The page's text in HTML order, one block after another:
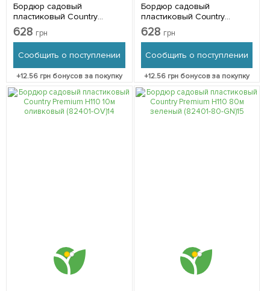
Бордюр садовый
пластиковый Country
Premium H110 10м зеленый
(82401-GN)
628 грн
Сообщить о поступлении
+12.56грн бонусов за покупку
Бордюр садовый
пластиковый Country
Premium H110 10м
коричневый (82401-BN)
628 грн
Сообщить о поступлении
+12.56грн бонусов за покупку